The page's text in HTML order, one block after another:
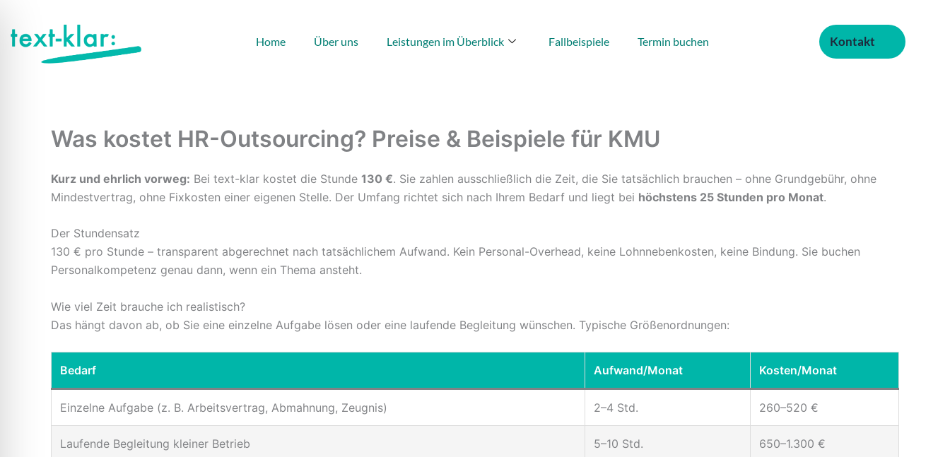
Inhalt
springen
Home Über uns Leistungen im Überblick Fallbeispiele Termin buchen Kontakt
Was kostet HR-Outsourcing? Preise & Beispiele für KMU
Kurz und ehrlich vorweg: Bei text-klar kostet die Stunde 130 €. Sie zahlen ausschließlich die Zeit, die Sie tatsächlich brauchen – ohne Grundgebühr, ohne
Mindestvertrag, ohne Fixkosten einer eigenen Stelle. Der Umfang richtet sich nach Ihrem Bedarf und liegt bei höchstens 25 Stunden pro Monat.
Der Stundensatz
130 € pro Stunde – transparent abgerechnet nach tatsächlichem Aufwand. Kein Personal-Overhead, keine Lohnnebenkosten, keine Bindung. Sie buchen
Personalkompetenz genau dann, wenn ein Thema ansteht.
Wie viel Zeit brauche ich realistisch?
Das hängt davon ab, ob Sie eine einzelne Aufgabe lösen oder eine laufende Begleitung wünschen. Typische Größenordnungen:
Bedarf Aufwand/Monat Kosten/Monat
Einzelne Aufgabe (z. B. Arbeitsvertrag, Abmahnung, Zeugnis) 2–4 Std. 260–520 €
Laufende Begleitung kleiner Betrieb 5–10 Std. 650–1.300 €